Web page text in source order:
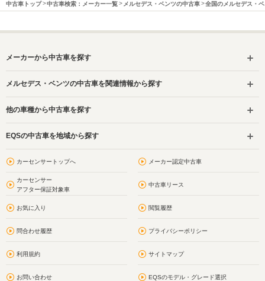
中古車トップ 中古車検索：メーカー一覧 メルセデス・ベンツの中古車 全国のメルセデス・
メーカーから中古車を探す
メルセデス・ベンツの中古車を関連情報から探す
他の車種から中古車を探す
EQSの中古車を地域から探す
カーセンサートップへ メーカー認定中古車
カーセンサー
アフター保証対象車
中古車リース
お気に入り 閲覧履歴
問合わせ履歴 プライバシーポリシー
利用規約 サイトマップ
お問い合わせ EQSのモデル・グレード選択